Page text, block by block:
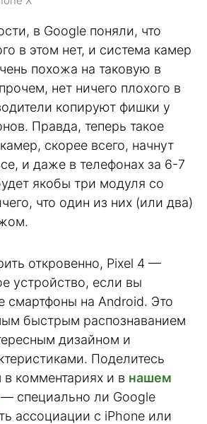
в Google поняли, что
в этом нет, и система камер
похожа на таковую в
нет ничего плохого в
копируют фишки у
Правда, теперь такое
скорее всего, начнут
и даже в телефонах за 6-7
якобы три модуля со
что один из них (или два)
откровенно, Pixel 4 —
устройство, если вы
смартфоны на Android. Это
быстрым распознаванием
дизайном и
Поделитесь
комментариях и в нашем
— специально ли Google
ассоциации с iPhone или